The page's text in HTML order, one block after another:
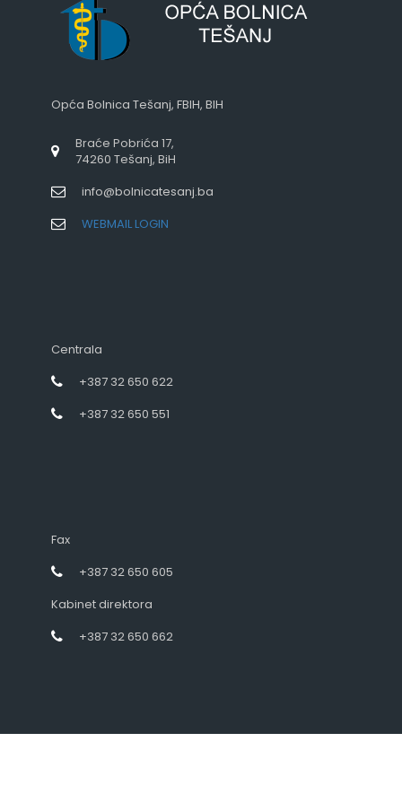
Opća Bolnica Tešanj, FBIH, BIH
Braće Pobrića 17,
74260 Tešanj, BiH
info@bolnicatesanj.ba
WEBMAIL LOGIN
Centrala
+387 32 650 622
+387 32 650 551
Fax
+387 32 650 605
Kabinet direktora
+387 32 650 662